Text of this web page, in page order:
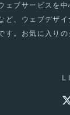
ェブサービスを
ど、ウェブデザ
す。お気に入り